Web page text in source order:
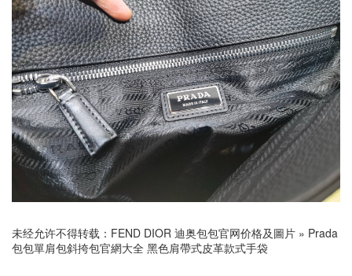
未经允许不得转载： FEND DIOR 迪奥包包官网价格及圖片 » Prada
包包單肩包斜挎包官網大全 黑色肩帶式皮革款式手袋